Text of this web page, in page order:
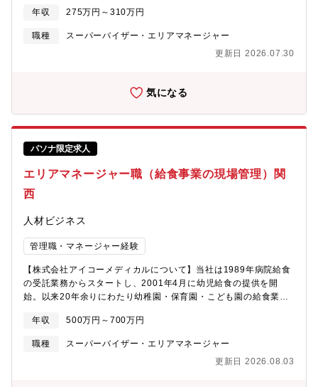
体的な窓口の業務内容として、学生向け求人アプリ（システム）
を利用している、学校の先生に対し、フォローアップコール、レ
クチャー、使い方の説明などを行っていただきます。WEBカメラ
パーバイザー（SV）業務】■オペレーターのフォロー・業務指
レーターを担当していただく予定です。■業務管理（数値管理、勤
怠管理 など）■電話対応の台本・業務フロー・各種マニュアル・
研修資料・業務報告書等の作成■クライアントへの業務報告や打ち
合わせへの参加 など【数値管理に関して】■応対品質、効率、生
産性、オペレーターの出勤率や離職率等々の品質面や○○率と呼ば
れるような数値を管理いただくこととなります。※業務知識豊富
な先輩による、手厚いフォローがありますので安心して挑戦でき
る環境です！【この求人のPOINT】・少人数のチームなのでコミ
ュニケーションがとりやすい！・立ち上げを経験できます！・管
ーーーー■TMJでは大手企業を中心とした約200社のクライアント
企業の多種多様な業務に携わることが可能です。社内には多様な
キャリアパスがありますので、将来的にはご自身のご希望や適性
す。職種・地域限定正社員として専門性を高めていただくルート
だけでなく、エリア・仕事内容を問わずにご活躍いただける総合
職正社員への登用試験にも挑戦いただけます。（登用試験は年1
回、何度でもチャレンジ可能です）
年収 275万円～310万円
職種
スーパーバイザー・エリアマネージャー
更新日 2026.07.30
気になる
パソナ限定求人
エリアマネージャー職（給食事業の現場管理）関
西
人材ビジネス
管理職・マネージャー経験
【株式会社アイコーメディカルについて】当社は1989年病院給食
の受託業務からスタートし、2001年4月に幼児給食の提供を開
始。以来20年余りにわたり幼稚園・保育園・こども園の給食業務
どもたちの目線に寄り添って、美味しく温かく見た目にもきれい
な給食のご提供。離乳食・幼児食には健全な成長をするための充
分な栄養があることはもちろんのこと、こどもたちが食べやす
い、食べたくなるよう形状や色彩も大切にしています。また、こ
年収 500万円～700万円
職種
スーパーバイザー・エリアマネージャー
更新日 2026.08.03